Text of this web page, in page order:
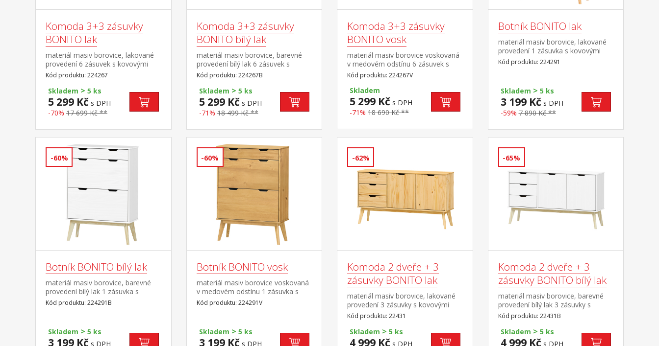
Komoda 3+3 zásuvky
BONITO lak
materiál masiv borovice, lakované
provedení 6 zásuvek s kovovými
pojezdy
Kód produktu: 224267
Skladem > 5 ks
5 299 Kč s DPH
-70% 17 699 Kč **
Komoda 3+3 zásuvky
BONITO bílý lak
materiál masiv borovice, barevné
provedení bílý lak 6 zásuvek s
kovovými pojezdy
Kód produktu: 224267B
Skladem > 5 ks
5 299 Kč s DPH
-71% 18 499 Kč **
Komoda 3+3 zásuvky
BONITO vosk
materiál masiv borovice voskovaná
v medovém odstínu 6 zásuvek s
kovovými pojezdy
Kód produktu: 224267V
Skladem
5 299 Kč s DPH
-71% 18 690 Kč **
Botník BONITO lak
materiál masiv borovice, lakované
provedení 1 zásuvka s kovovými
pojezdy, 2 dvouřadé výklopy
Kód produktu: 224291
Skladem > 5 ks
3 199 Kč s DPH
-59% 7 890 Kč **
-60%
Botník BONITO bílý lak
materiál masiv borovice, barevné
provedení bílý lak 1 zásuvka s
kovovými pojezdy, 2 dvouřadé
výklopy
Kód produktu: 224291B
Skladem > 5 ks
3 199 Kč s DPH
-60%
Botník BONITO vosk
materiál masiv borovice voskovaná
v medovém odstínu 1 zásuvka s
kovovými pojezdy, 2 dvouřadé
výklopy
Kód produktu: 224291V
Skladem > 5 ks
3 199 Kč s DPH
-62%
Komoda 2 dveře + 3
zásuvky BONITO lak
materiál masiv borovice, lakované
provedení 3 zásuvky s kovovými
pojezdy, 2 dvířka, 1 police
Kód produktu: 22431
Skladem > 5 ks
4 999 Kč s DPH
-65%
Komoda 2 dveře + 3
zásuvky BONITO bílý lak
materiál masiv borovice, barevné
provedení bílý lak 3 zásuvky s
kovovými pojezdy, 2 dvířka, 1 police
Kód produktu: 22431B
Skladem > 5 ks
4 999 Kč s DPH